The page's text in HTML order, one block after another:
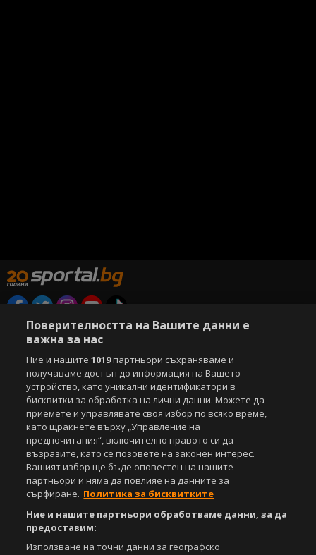
Copyright © 2007-2026 Агенция Спортал. Всички права запазени.
Този уебсайт е собственост на
За нас Екип За рекламa
Общи условия
Етични правила на НСС
Лични данни
Управление на предпочитания
Съдържанието на този уеб сайт и технологиите, използвани в него, са
под закрила на Закона за авторското право и сродните му права.
Всички статии, репортажи, интервюта и други текстови, графични и
видео материали, публикувани в сайта, са собственост на Агенция
Спортал, освен ако изрично е посочено друго. Допуска се
публикуване на текстови материали само след писмено съгласие на
www.sportal.bg. Използването на графични и видео материали,
публикувани в сайта, е строго забранено. Нарушителите ще бъдат
санкционирани с цялата строгост на закона.
Поверителността на Вашите данни е
важна за нас
Ние и нашите1019партньори съхраняваме и
получаваме достъп до информация на Вашето
устройство, като уникални идентификатори в
бисквитки за обработка на лични данни. Можете да
приемете и управлявате своя избор по всяко време,
като щракнете върху „Управление на
предпочитания“, включително правото си да
възразите, като се позовете на законен интерес.
Вашият избор ще бъде оповестен на нашите
партньори и няма да повлияе на данните за
сърфиране. Политика за бисквитките
Ние и нашите партньори обработваме данни, за да
предоставим:
Използване на точни данни за географско